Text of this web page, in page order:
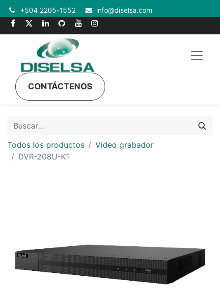
+504 2205-1552 info@diselsa.com
CONTÁCTENOS
Todos los productos
Video grabador
DVR-208U-K1